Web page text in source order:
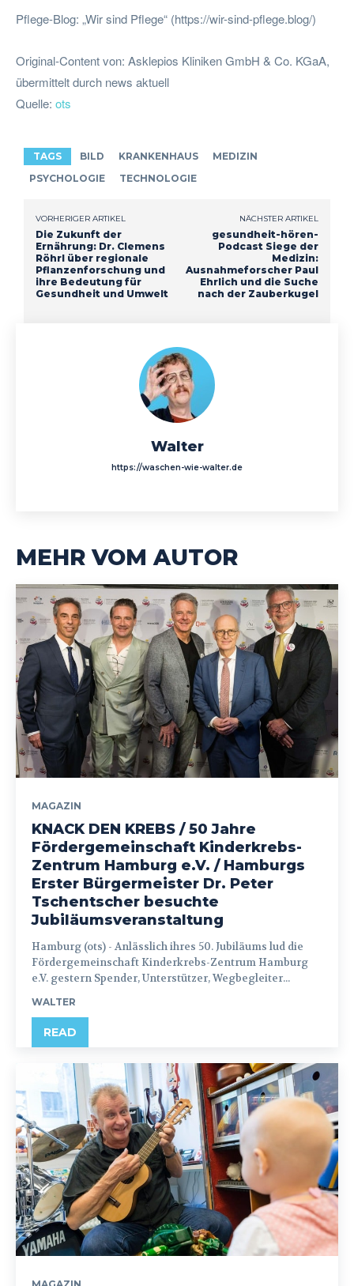
Pflege-Blog: „Wir sind Pflege“ (https://wir-sind-pflege.blog/)
Original-Content von: Asklepios Kliniken GmbH & Co. KGaA,
übermittelt durch news aktuell
Quelle: ots
TAGS BILD KRANKENHAUS
MEDIZIN
PSYCHOLOGIE
TECHNOLOGIE
VORHERIGER ARTIKEL
Die Zukunft der
Ernährung: Dr. Clemens
Röhrl über regionale
Pflanzenforschung und
ihre Bedeutung für
Gesundheit und Umwelt
NÄCHSTER ARTIKEL
gesundheit-hören-
Podcast Siege der
Medizin:
Ausnahmeforscher Paul
Ehrlich und die Suche
nach der Zauberkugel
Walter
https://waschen-wie-walter.de
MEHR VOM AUTOR
MAGAZIN
KNACK DEN KREBS / 50 Jahre
Fördergemeinschaft Kinderkrebs-
Zentrum Hamburg e.V. / Hamburgs
Erster Bürgermeister Dr. Peter
Tschentscher besuchte
Jubiläumsveranstaltung
Hamburg (ots) - Anlässlich ihres 50. Jubiläums lud die
Fördergemeinschaft Kinderkrebs-Zentrum Hamburg
e.V. gestern Spender, Unterstützer, Wegbegleiter...
WALTER
READ